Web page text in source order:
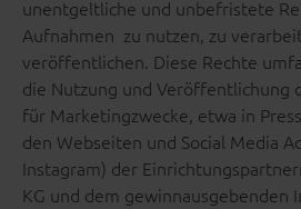
unentgeltliche und unbefristete
Aufnahmen zu nutzen, zu
veröffentlichen. Diese Rechte
die Nutzung und Veröffentlichung
für Marketingzwecke, etwa in
den Webseiten und Social Media
Instagram) der
KG und dem gewinnausgebenden